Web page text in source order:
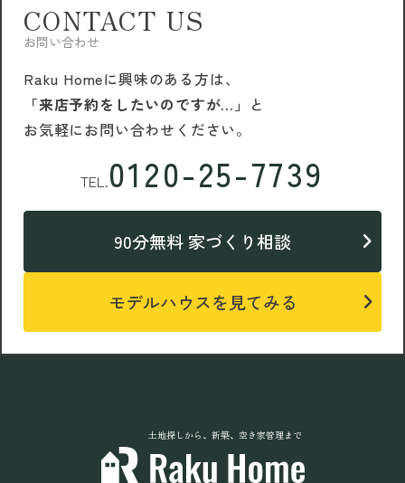
CONTACT US
お問い合わせ
Raku Homeに興味のある方は、
「来店予約をしたいのですが…」 と
お気軽にお問い合わせください。
TEL.0120-25-7739
90分無料 家づくり相談
モデルハウスを見てみる
土地探しから、新築、空き家管理まで